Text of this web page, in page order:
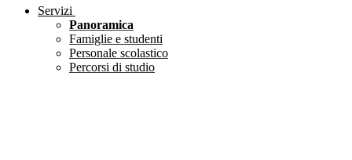
Servizi
Panoramica
Famiglie e studenti
Personale scolastico
Percorsi di studio